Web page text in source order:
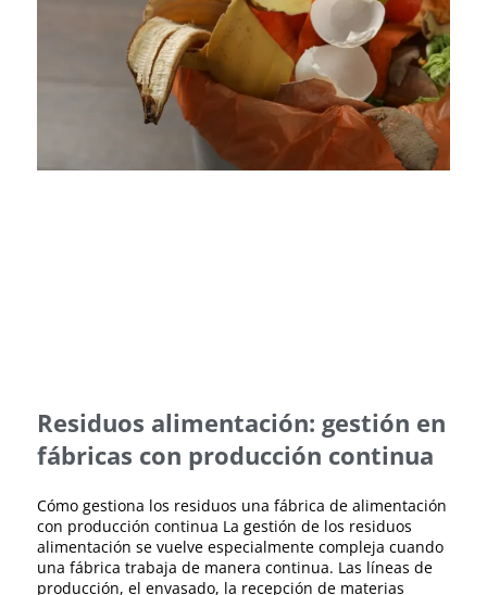
Residuos alimentación: gestión en
fábricas con producción continua
Cómo gestiona los residuos una fábrica de alimentación
con producción continua La gestión de los residuos
alimentación se vuelve especialmente compleja cuando
una fábrica trabaja de manera continua. Las líneas de
producción, el envasado, la recepción de materias